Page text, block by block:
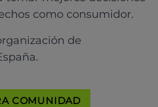
como consumidor.
de
COMUNIDAD